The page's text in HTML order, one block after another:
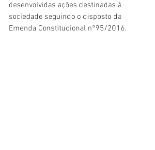
desenvolvidas ações destinadas à
sociedade seguindo o disposto da
Emenda Constitucional n°95/2016.